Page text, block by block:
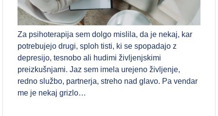
Za psihoterapija sem dolgo mislila, da je nekaj, kar
potrebujejo drugi, sploh tisti, ki se spopadajo z
depresijo, tesnobo ali hudimi življenjskimi
preizkušnjami. Jaz sem imela urejeno življenje,
redno službo, partnerja, streho nad glavo. Pa vendar
me je nekaj grizlo…